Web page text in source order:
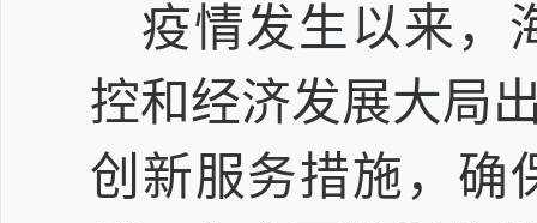
疫情发生以来，
控和经济发展大局
创新服务措施，确